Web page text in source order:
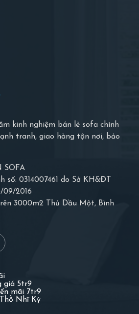
giá 5tr9
mãi 7tr9
Nhĩ Kỳ
kinh nghiệm bán lẻ sofa chính
tranh, giao hàng tận nơi, bảo
SOFA
số: 0314007461 do Sở KH&ĐT
09/2016
3000m2 Thủ Dầu Một, Bình